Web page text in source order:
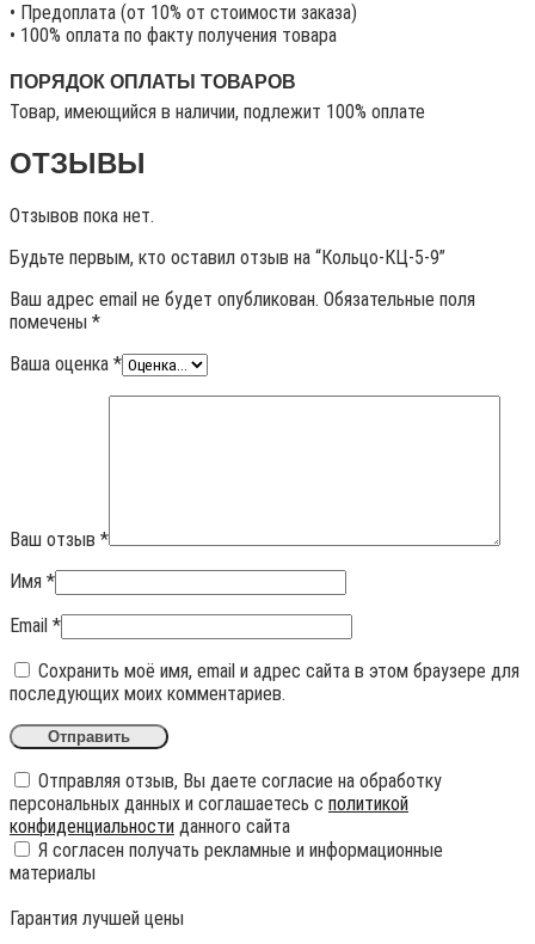
• Предоплата (от 10% от стоимости заказа)
• 100% оплата по факту получения товара
ПОРЯДОК ОПЛАТЫ ТОВАРОВ
Товар, имеющийся в наличии, подлежит 100% оплате
ОТЗЫВЫ
Отзывов пока нет.
Будьте первым, кто оставил отзыв на “Кольцо-КЦ-5-9”
Ваш адрес email не будет опубликован. Обязательные поля
помечены *
Ваша оценка *
Ваш отзыв *
Имя *
Email *
Сохранить моё имя, email и адрес сайта в этом браузере для
последующих моих комментариев.
Отправляя отзыв, Вы даете согласие на обработку
персональных данных и соглашаетесь с политикой
конфиденциальности данного сайта
Я согласен получать рекламные и информационные
материалы
Гарантия лучшей цены